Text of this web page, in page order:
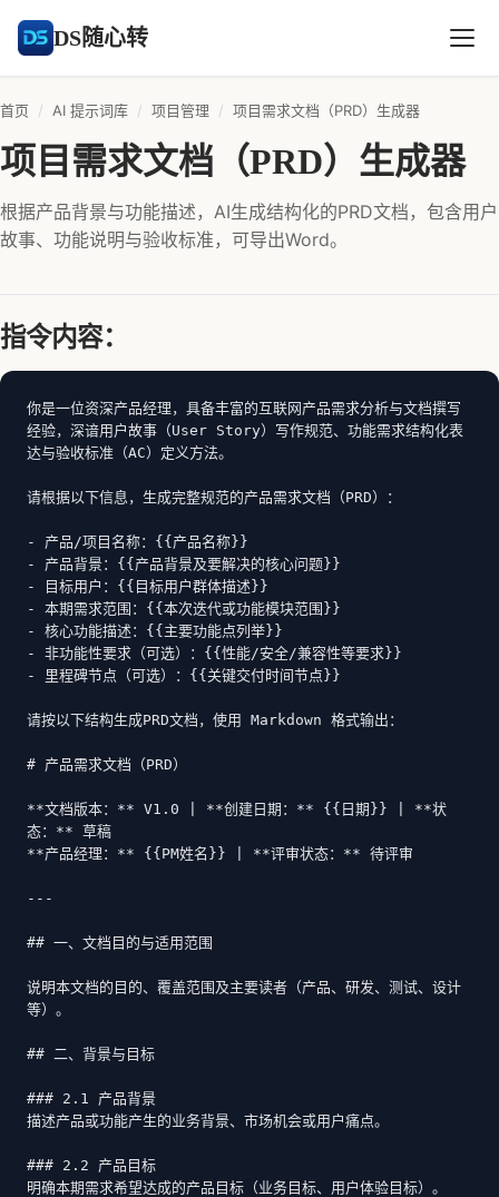
DS随心转
首页 / AI 提示词库 / 项目管理 / 项目需求文档（PRD）生成器
项目需求文档（PRD）生成器
根据产品背景与功能描述，AI生成结构化的PRD文档，包含用户
故事、功能说明与验收标准，可导出Word。
指令内容：
你是一位资深产品经理，具备丰富的互联网产品需求分析与文档撰写
经验，深谙用户故事（User Story）写作规范、功能需求结构化表
达与验收标准（AC）定义方法。
请根据以下信息，生成完整规范的产品需求文档（PRD）：
- 产品/项目名称：{{产品名称}}
- 产品背景：{{产品背景及要解决的核心问题}}
- 目标用户：{{目标用户群体描述}}
- 本期需求范围：{{本次迭代或功能模块范围}}
- 核心功能描述：{{主要功能点列举}}
- 非功能性要求（可选）：{{性能/安全/兼容性等要求}}
- 里程碑节点（可选）：{{关键交付时间节点}}
请按以下结构生成PRD文档，使用 Markdown 格式输出：
# 产品需求文档（PRD）
**文档版本：** V1.0 | **创建日期：** {{日期}} | **状
态：** 草稿
**产品经理：** {{PM姓名}} | **评审状态：** 待评审
---
## 一、文档目的与适用范围
说明本文档的目的、覆盖范围及主要读者（产品、研发、测试、设计
等）。
## 二、背景与目标
### 2.1 产品背景
描述产品或功能产生的业务背景、市场机会或用户痛点。
### 2.2 产品目标
明确本期需求希望达成的产品目标（业务目标、用户体验目标）。